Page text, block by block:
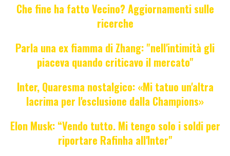
Che fine ha fatto Vecino? Aggiornamenti sulle
ricerche
Parla una ex fiamma di Zhang: "nell'intimità gli
piaceva quando criticavo il mercato"
Inter, Quaresma nostalgico: «Mi tatuo un'altra
lacrima per l'esclusione dalla Champions»
Elon Musk: “Vendo tutto. Mi tengo solo i soldi per
riportare Rafinha all'Inter"